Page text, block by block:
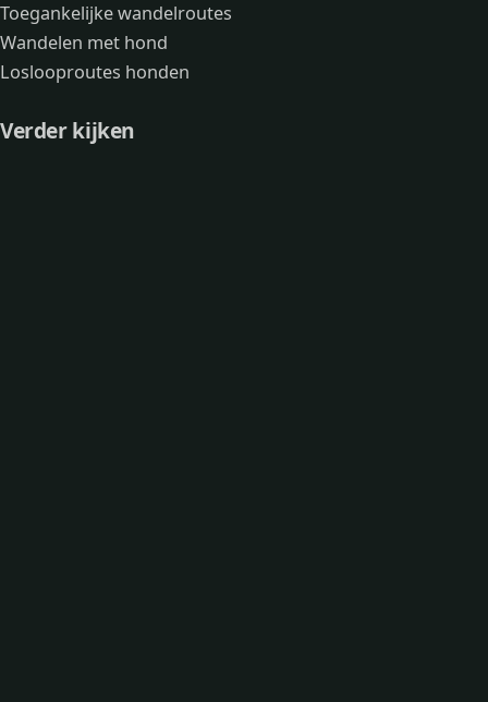
Toegankelijke wandelroutes
Wandelen met hond
Loslooproutes honden
Verder kijken